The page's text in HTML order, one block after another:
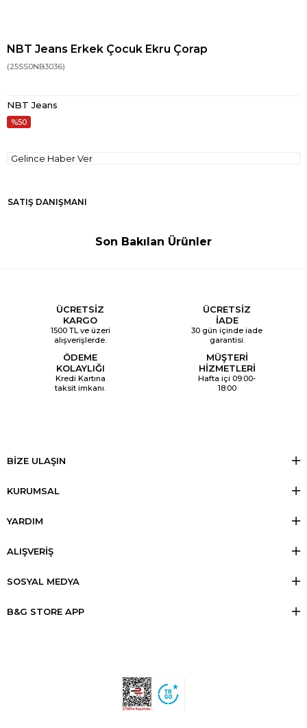
NBT Jeans Erkek Çocuk Ekru Çorap
(25SS0NB3036)
NBT Jeans
50
Gelince Haber Ver
SATIŞ DANIŞMANI
Son Bakılan Ürünler
ÜCRETSİZ
KARGO
1500 TL ve üzeri
alışverişlerde.
ÜCRETSİZ
İADE
30 gün içinde iade
garantisi.
ÖDEME
KOLAYLIĞI
Kredi Kartına
taksit imkanı.
MÜŞTERİ
HİZMETLERİ
Hafta içi 09:00-
18:00
BİZE ULAŞIN
KURUMSAL
YARDIM
ALIŞVERİŞ
SOSYAL MEDYA
B&G STORE APP